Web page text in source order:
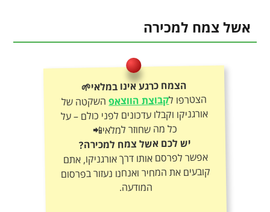
אשל צמח למכירה
הצמח כרגע אינו במלאי🌱
הצטרפו לקבוצת הווצאפהשקטה של
אורגניקו וקבלו עדכונים לפני כולם – על
כל מה שחוזר למלאי📲
יש לכם אשל צמח למכירה?
אפשר לפרסם אותו דרך אורגניקו, אתם
קובעים את המחיר ואנחנו נעזור בפרסום
המודעה.